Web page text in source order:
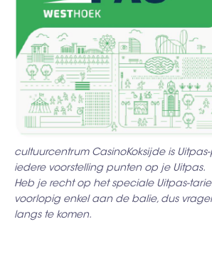
cultuurcentrum CasinoKoksijde is
iedere voorstelling punten op je Uitpas.
Heb je recht op het speciale Uitpas-
voorlopig enkel aan de balie, dus
langs te komen.